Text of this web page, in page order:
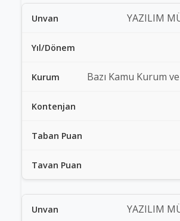
YAZILIM
Bazı Kamu Kurum
YAZILIM